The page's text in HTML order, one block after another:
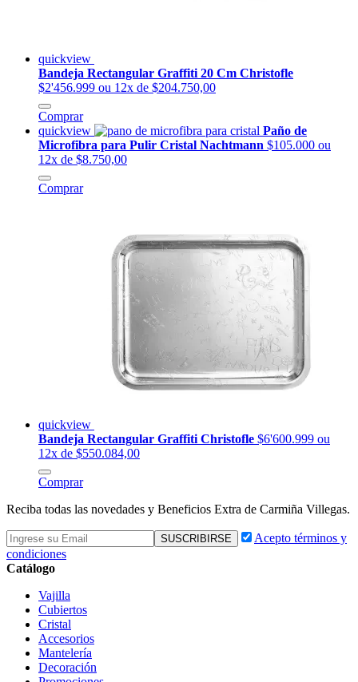
quickview
Bandeja Rectangular Graffiti 20 Cm Christofle
$2'456.999 ou 12x de $204.750,00
Comprar
quickview
Paño de
Microfibra para Pulir Cristal Nachtmann $105.000 ou
12x de $8.750,00
Comprar
quickview
Bandeja Rectangular Graffiti Christofle $6'600.999 ou
12x de $550.084,00
Comprar
Reciba todas las novedades y Beneficios Extra de Carmiña Villegas.
Acepto términos y
condiciones
Catálogo
Vajilla
Cubiertos
Cristal
Accesorios
Mantelería
Decoración